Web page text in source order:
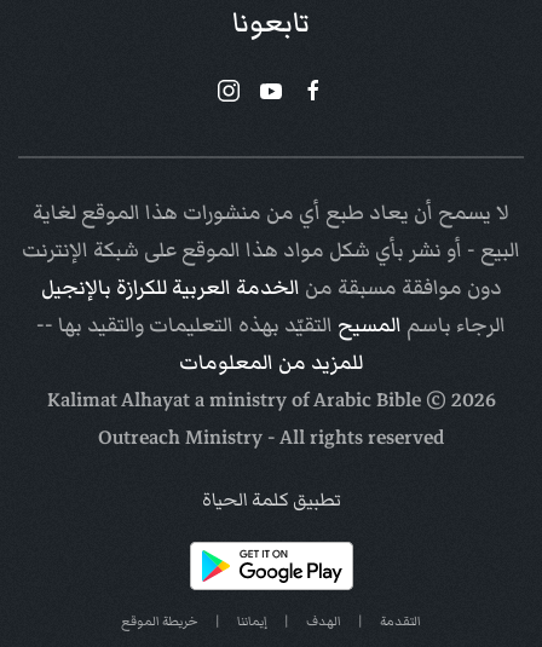
تابعونا
لا يسمح أن يعاد طبع أي من منشورات هذا الموقع لغاية
البيع - أو نشر بأي شكل مواد هذا الموقع على شبكة الإنترنت
دون موافقة مسبقة من الخدمة العربية للكرازة بالإنجيل
الرجاء باسم المسيح التقيّد بهذه التعليمات والتقيد بها --
للمزيد من المعلومات
2026
© Kalimat Alhayat a ministry of
Arabic Bible
Outreach Ministry- All rights reserved
تطبيق كلمة الحياة
التقدمة | الهدف | إيماننا | خريطة الموقع